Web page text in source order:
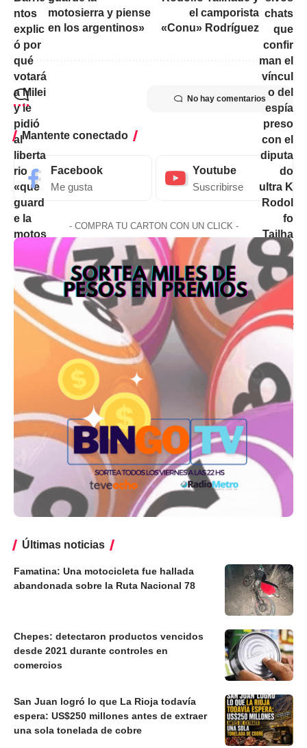
motosierra y piense
en los argentinos»
el camporista
«Conu» Rodríguez
No hay comentarios
Mantente conectado
Facebook
Me gusta
Youtube
Suscribirse
- COMPRA TU CARTON CON UN CLICK -
Últimas noticias
Famatina: Una motocicleta fue hallada
abandonada sobre la Ruta Nacional 78
Chepes: detectaron productos vencidos
desde 2021 durante controles en
comercios
San Juan logró lo que La Rioja todavía
espera: US$250 millones antes de extraer
una sola tonelada de cobre